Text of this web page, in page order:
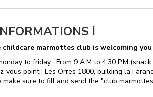
ℹ️​
childcare marmottes club is welcoming
to friday : From 9 A.M to 4.30 P.M
vous point : Les Orres 1800, building la
make sure to fill and send the "club